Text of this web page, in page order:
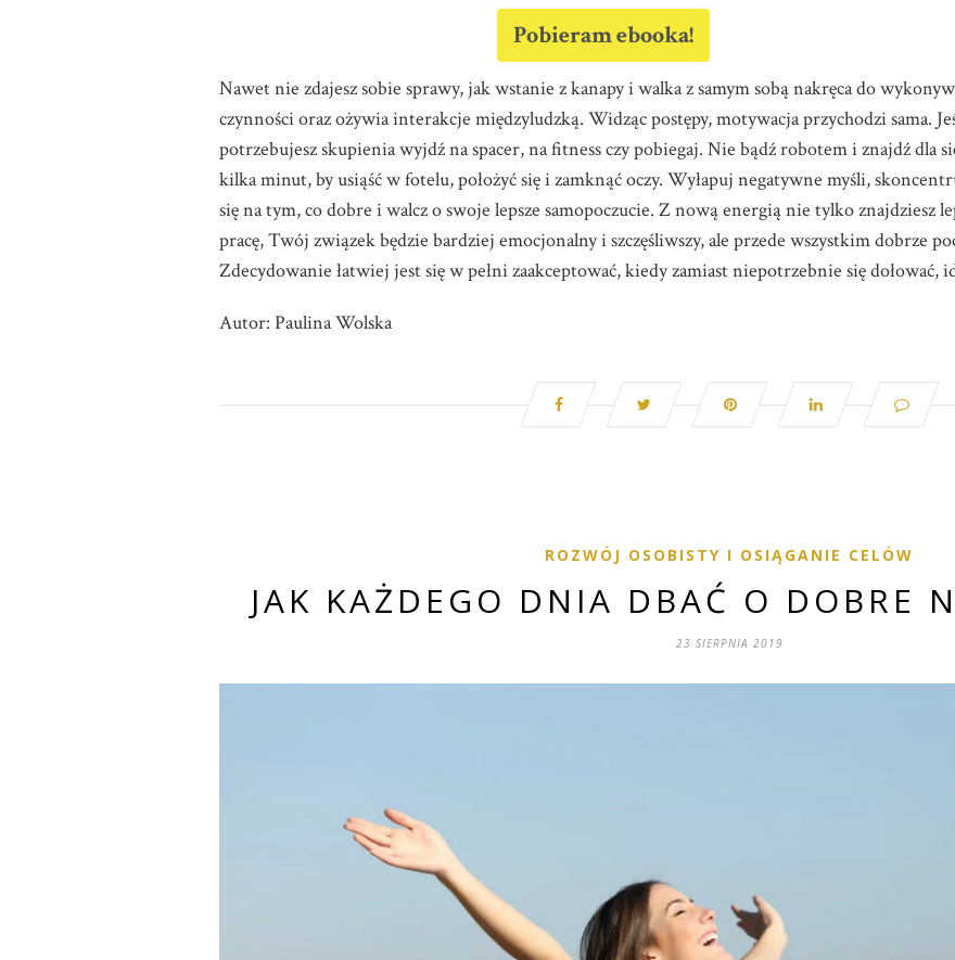
Pobieram ebooka!
Nawet nie zdajesz sobie sprawy, jak wstanie z kanapy i walka z samym sobą nakręca do
czynności oraz ożywia interakcje międzyludzką. Widząc postępy, motywacja przychodzi sama.
potrzebujesz skupienia wyjdź na spacer, na fitness czy pobiegaj. Nie bądź robotem i znajdź dla
kilka minut, by usiąść w fotelu, położyć się i zamknąć oczy. Wyłapuj negatywne myśli,
się na tym, co dobre i walcz o swoje lepsze samopoczucie. Z nową energią nie tylko znajdziesz
pracę, Twój związek będzie bardziej emocjonalny i szczęśliwszy, ale przede wszystkim dobrze
Zdecydowanie łatwiej jest się w pełni zaakceptować, kiedy zamiast niepotrzebnie się dołować,
Autor: Paulina Wolska
ROZWÓJ OSOBISTY I OSIĄGANIE CELÓW
JAK KAŻDEGO DNIA DBAĆ O DOBRE
23 SIERPNIA 2019